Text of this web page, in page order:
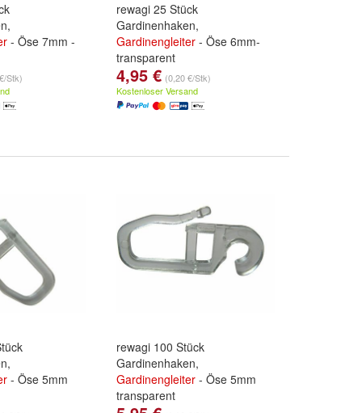
- Öse 7mm -
Stk)
rewagi 25 Stück
Gardinenhaken,
Gardinengleiter - Öse 6mm-
transparent
4,95 € (0,20 €/Stk)
Kostenloser Versand
- Öse 5mm
rewagi 100 Stück
Gardinenhaken,
Gardinengleiter - Öse 5mm
transparent